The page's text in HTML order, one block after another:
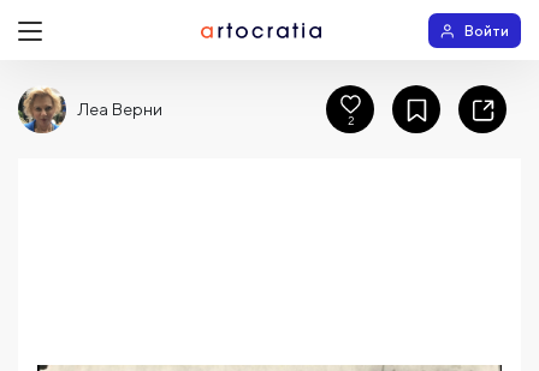
Войти
Леа Верни
2